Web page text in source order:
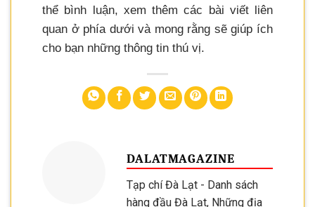
thể bình luận, xem thêm các bài viết liên
quan ở phía dưới và mong rằng sẽ giúp ích
cho bạn những thông tin thú vị.
DALATMAGAZINE
Tạp chí Đà Lạt - Danh sách
hàng đầu Đà Lạt, Những địa